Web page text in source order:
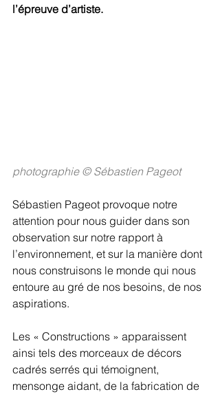
l’épreuve d’artiste.
photographie © Sébastien Pageot
Sébastien Pageot provoque notre
attention pour nous guider dans son
observation sur notre rapport à
l’environnement, et sur la manière dont
nous construisons le monde qui nous
entoure au gré de nos besoins, de nos
aspirations.
Les « Constructions » apparaissent
ainsi tels des morceaux de décors
cadrés serrés qui témoignent,
mensonge aidant, de la fabrication de